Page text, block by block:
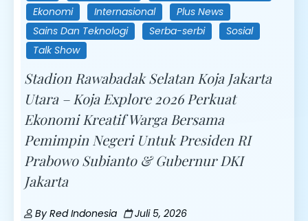
Ekonomi
Internasional
Plus News
Sains Dan Teknologi
Serba-serbi
Sosial
Talk Show
Stadion Rawabadak Selatan Koja Jakarta
Utara – Koja Explore 2026 Perkuat
Ekonomi Kreatif Warga Bersama
Pemimpin Negeri Untuk Presiden RI
Prabowo Subianto & Gubernur DKI
Jakarta
By Red Indonesia Juli 5, 2026